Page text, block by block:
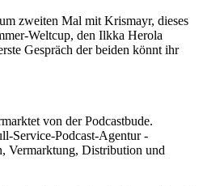
zweiten Mal mit Krismayr, dieses
Weltcup, den Ilkka Herola
Gespräch der beiden könnt ihr
von der Podcastbude.
Service-Podcast-Agentur -
Vermarktung, Distribution und